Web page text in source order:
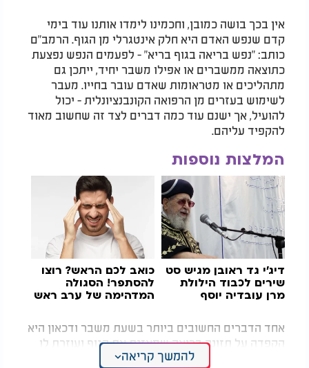
אין בכך בושה כמובן, וחכמינו לימדו אותנו עוד בימי
קדם שנפש האדם היא חלק אינטגרלי מן הגוף. הרמב"ם
כותב: "נפש בריאה בגוף בריא" - לפעמים הנפש נפצעת
כתוצאה ממשברים או אפילו משבר יחיד, ייתכן גם
מתהליכים או מטראומות שאדם עובר בחייו. מעבר
לשימוש בעזרים מן הרפואה הקונבנציונלית - יכול
להועיל, אך ישנם עוד כמה דברים לצד זה שחשוב מאוד
להקפיד עליהם.
המלצות נוספות
דיג'י גד ראובן מגיש סט
שירים לכבוד הילולת
מרן עובדיה יוסף
כואב לכם הראש? רוצו
להסתפר! הסגולה
המדהימה של ערב ראש
אחד הדברים החשובים ביותר בשעת משבר ודכאון היא
הקפדה על תזונה בריאה שמאזנת את הגוף ועוזרת לו
לתפקד באופן מהיר, בריא ויעיל על מנת שיוכל לתרום
להמשך קריאה